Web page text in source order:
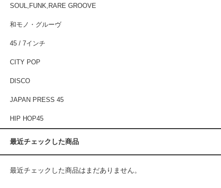
SOUL,FUNK,RARE GROOVE
和モノ・グルーヴ
45 / 7インチ
CITY POP
DISCO
JAPAN PRESS 45
HIP HOP45
最近チェックした商品
最近チェックした商品はまだありません。